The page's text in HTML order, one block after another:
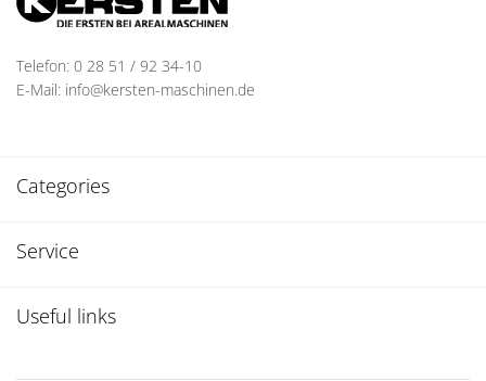
Telefon: 0 28 51 / 92 34-10
E-Mail: info@kersten-maschinen.de
Categories
Service
Useful links